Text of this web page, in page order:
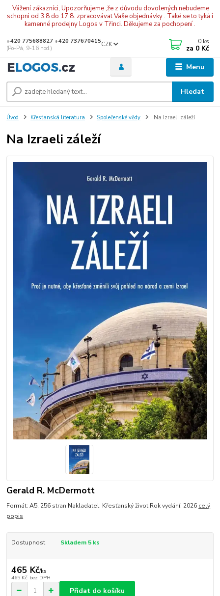
.Vážení zákazníci, Upozorňujeme ,že z důvodu dovolených nebudeme
schopni od 3.8 do 17.8. zpracovávat Vaše objednávky . Také se to tyká i
kamenné prodejny Logos v Třinci. Děkujeme za pochopení .
Menu
CZK
Hledat
+420 775688827 +420 737670415
(Po-Pá, 9-16 hod.)
0 ks
za 0 Kč
Úvod Křesťanská literatura Společenské vědy Na Izraeli záleží
Na Izraeli záleží
Gerald R. McDermott
Formát: A5, 256 stran Nakladatel: Křesťanský život Rok vydání: 2026 celý
popis
Dostupnost Skladem 5 ks
465 Kč/ks
465 Kč bez DPH
Přidat do košíku